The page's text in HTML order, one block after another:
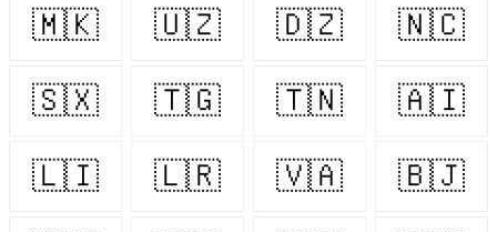
🇲🇰 🇺🇿 🇩🇿 🇳🇨
🇸🇽 🇹🇬 🇹🇳 🇦🇮
🇱🇮 🇱🇷 🇻🇦 🇧🇯